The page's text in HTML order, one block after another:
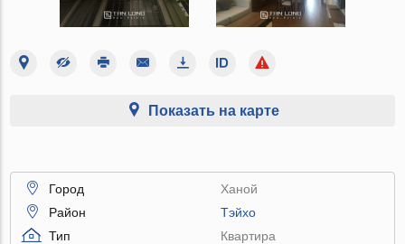
Показать на карте
Город
Ханой
Район
Тэйхо
Тип
Квартира